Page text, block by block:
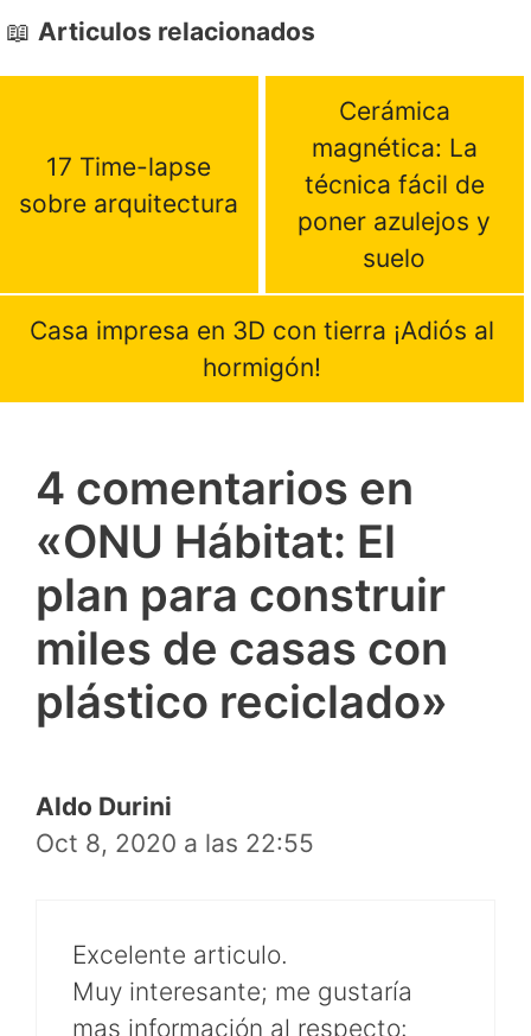
Articulos relacionados
17 Time-lapse
sobre arquitectura
Cerámica
magnética: La
técnica fácil de
poner azulejos y
suelo
Casa impresa en 3D con tierra ¡Adiós al
hormigón!
4 comentarios en
«ONU Hábitat: El
plan para construir
miles de casas con
plástico reciclado»
Aldo Durini
Oct 8, 2020 a las 22:55
Excelente articulo.
Muy interesante; me gustaría
mas información al respecto: